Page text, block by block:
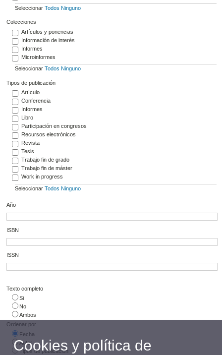
Seleccionar Todos Ninguno
Colecciones
Artículos y ponencias
Información de interés
Informes
Microinformes
Seleccionar Todos Ninguno
Tipos de publicación
Artículo
Conferencia
Informes
Libro
Participación en congresos
Recursos electrónicos
Revista
Tesis
Trabajo fin de grado
Trabajo fin de máster
Work in progress
Seleccionar Todos Ninguno
Año
ISBN
ISSN
Texto completo
Si
No
Ambos
Ordenar por
Fecha
Autor
Tipos de publicación
Cookies y política de